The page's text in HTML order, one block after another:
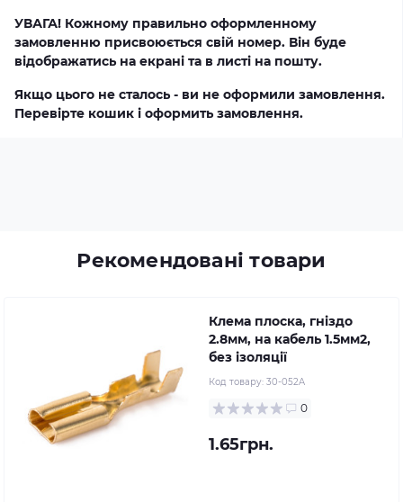
УВАГА! Кожному правильно оформленному
замовленню присвоюється свій номер. Він буде
відображатись на екрані та в листі на пошту.
Якщо цього не сталось - ви не оформили замовлення.
Перевірте кошик і оформить замовлення.
Рекомендовані товари
Клема плоска, гніздо
2.8мм, на кабель 1.5мм2,
без ізоляції
Код товару: 30-052A
0
1.65грн.